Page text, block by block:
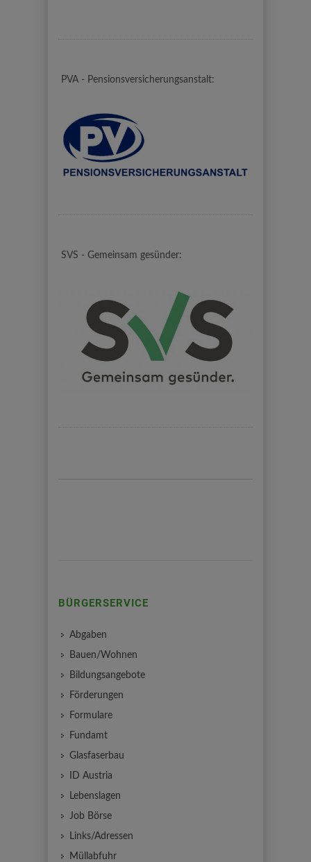
PVA - Pensionsversicherungsanstalt:
SVS - Gemeinsam gesünder:
BÜRGERSERVICE
Abgaben
Bauen/Wohnen
Bildungsangebote
Förderungen
Formulare
Fundamt
Glasfaserbau
ID Austria
Lebenslagen
Job Börse
Links/Adressen
Müllabfuhr